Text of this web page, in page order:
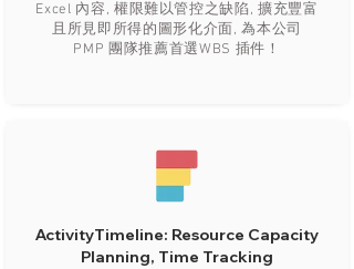
Excel 內容, 權限難以管控之缺陷, 擴充豐富
且所見即所得的圖形化介面, 為本公司
PMP 團隊推薦首選WBS 插件！
ActivityTimeline: Resource Capacity
Planning, Time Tracking